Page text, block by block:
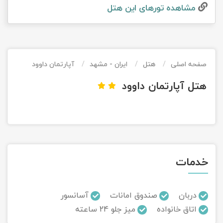
مشاهده تور‌های این هتل
صفحه اصلی هتل ایران - مشهد آپارتمان داوود
هتل آپارتمان داوود
خدمات
دربان صندوق امانات
آسانسور
اتاق خانواده
میز جلو 24 ساعته
تور کویر کاراکال
تور کویر مصر
تور ماسوله
تور مرداب سراوان
تور گلستان
تور کیش از ساری
اقساطی
تور کیش از بندرعباس
اقساطی
تور قزاقستان اقساطی
تور زیارتی اقساطی